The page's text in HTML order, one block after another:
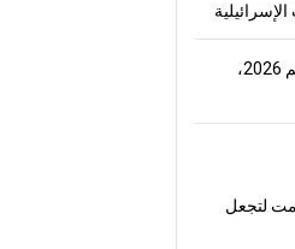
إنتاج القمح في مصر خلال موسم 2026،
لتجعل